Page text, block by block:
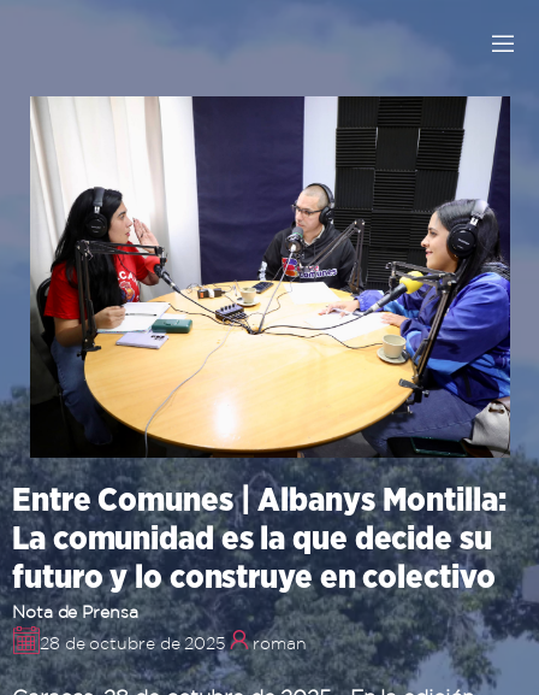
Entre Comunes | Albanys Montilla:
La comunidad es la que decide su
futuro y lo construye en colectivo
Nota de Prensa
28 de octubre de 2025
roman